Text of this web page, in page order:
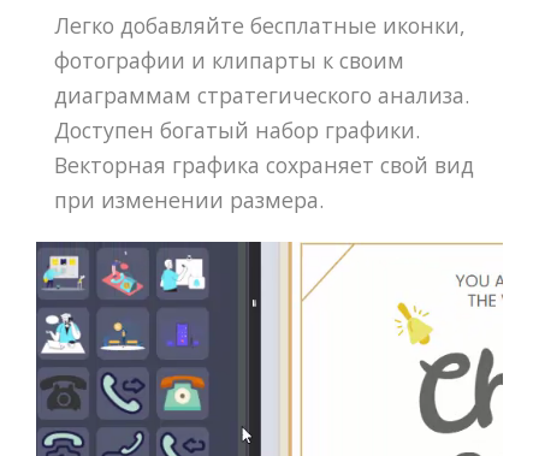
Легко добавляйте бесплатные иконки,
фотографии и клипарты к своим
диаграммам стратегического анализа.
Доступен богатый набор графики.
Векторная графика сохраняет свой вид
при изменении размера.